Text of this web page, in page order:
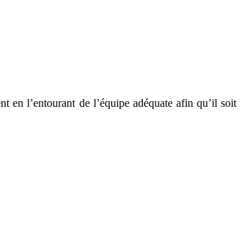
en l’entourant de l’équipe adéquate afin qu’il soit